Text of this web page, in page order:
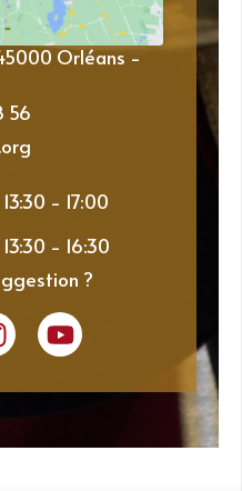
Orléans -
56
- 17:00
- 16:30
?